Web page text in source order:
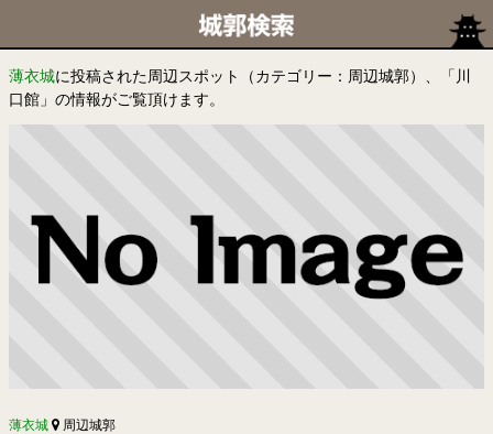
薄衣城に投稿された周辺スポット（カテゴリー：周辺城郭）、「川
口館」の情報がご覧頂けます。
薄衣城 周辺城郭